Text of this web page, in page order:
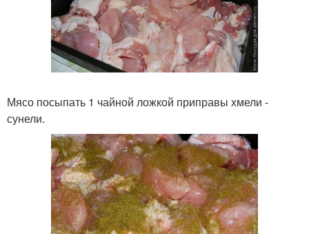
Мясо посыпать 1 чайной ложкой приправы хмели -
сунели.